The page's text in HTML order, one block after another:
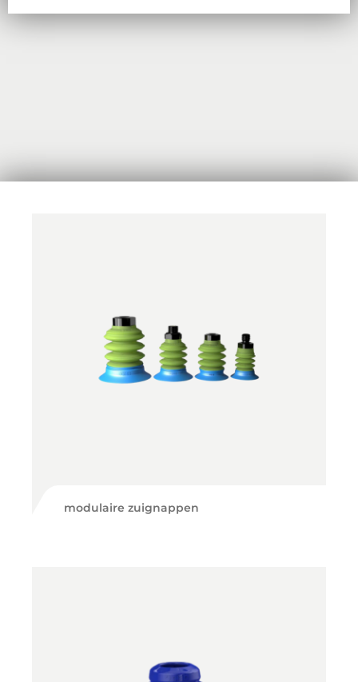
modulaire zuignappen